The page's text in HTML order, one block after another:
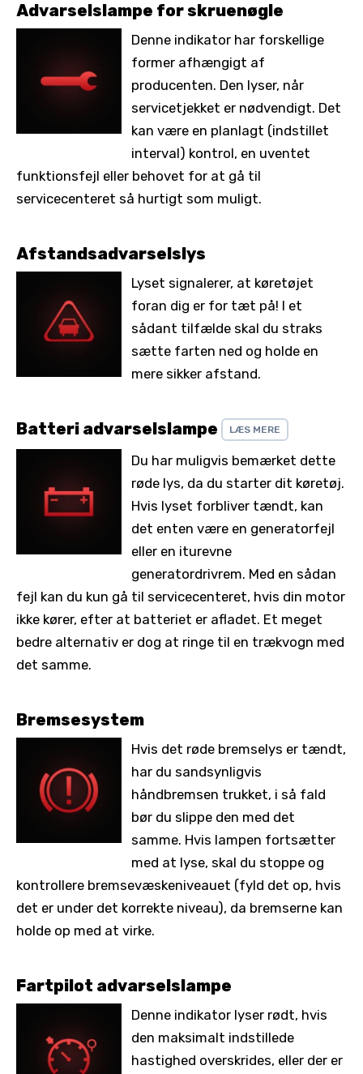
Advarselslampe for skruenøgle
Denne indikator har forskellige
former afhængigt af
producenten. Den lyser, når
servicetjekket er nødvendigt. Det
kan være en planlagt (indstillet
interval) kontrol, en uventet
funktionsfejl eller behovet for at gå til
servicecenteret så hurtigt som muligt.
Afstandsadvarselslys
Lyset signalerer, at køretøjet
foran dig er for tæt på! I et
sådant tilfælde skal du straks
sætte farten ned og holde en
mere sikker afstand.
Batteri advarselslampe LÆS MERE
Du har muligvis bemærket dette
røde lys, da du starter dit køretøj.
Hvis lyset forbliver tændt, kan
det enten være en generatorfejl
eller en iturevne
generatordrivrem. Med en sådan
fejl kan du kun gå til servicecenteret, hvis din motor
ikke kører, efter at batteriet er afladet. Et meget
bedre alternativ er dog at ringe til en trækvogn med
det samme.
Bremsesystem
Hvis det røde bremselys er tændt,
har du sandsynligvis
håndbremsen trukket, i så fald
bør du slippe den med det
samme. Hvis lampen fortsætter
med at lyse, skal du stoppe og
kontrollere bremsevæskeniveauet (fyld det op, hvis
det er under det korrekte niveau), da bremserne kan
holde op med at virke.
Fartpilot advarselslampe
Denne indikator lyser rødt, hvis
den maksimalt indstillede
hastighed overskrides, eller der er